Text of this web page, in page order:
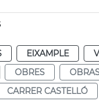
EIXAMPLE
OBRES
CARRER CASTELLÓ